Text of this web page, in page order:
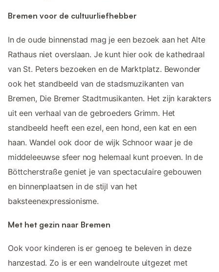
Bremen voor de cultuurliefhebber
In de oude binnenstad mag je een bezoek aan het Alte
Rathaus niet overslaan. Je kunt hier ook de kathedraal
van St. Peters bezoeken en de Marktplatz. Bewonder
ook het standbeeld van de stadsmuzikanten van
Bremen, Die Bremer Stadtmusikanten. Het zijn karakters
uit een verhaal van de gebroeders Grimm. Het
standbeeld heeft een ezel, een hond, een kat en een
haan. Wandel ook door de wijk Schnoor waar je de
middeleeuwse sfeer nog helemaal kunt proeven. In de
Böttcherstraße geniet je van spectaculaire gebouwen
en binnenplaatsen in de stijl van het
baksteenexpressionisme.
Met het gezin naar Bremen
Ook voor kinderen is er genoeg te beleven in deze
hanzestad. Zo is er een wandelroute uitgezet met